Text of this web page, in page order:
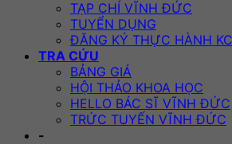
TẠP CHÍ VĨNH ĐỨC
TUYỂN DỤNG
ĐĂNG KÝ THỰC HÀNH
TRA CỨU
BẢNG GIÁ
HỘI THẢO KHOA HỌC
HELLO BÁC SĨ VĨNH ĐỨC
TRỨC TUYẾN VĨNH ĐỨC
-